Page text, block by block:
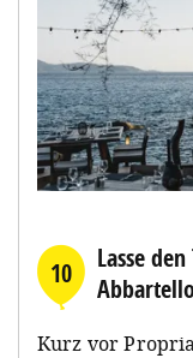
10
Lasse
Kurz vor